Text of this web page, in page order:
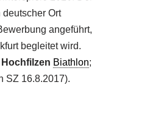
Ort
angeführt,
begleitet wird.
Hochfilzen Biathlon;
SZ 16.8.2017).